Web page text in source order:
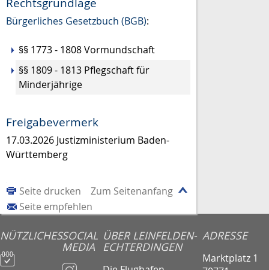
Bürgerliches Gesetzbuch (BGB):
§§ 1773 - 1808 Vormundschaft
§§ 1809 - 1813 Pflegschaft für
Minderjährige
Freigabevermerk
17.03.2026 Justizministerium Baden-
Württemberg
Zum Seitenanfang
Seite drucken
Seite empfehlen
NÜTZLICHESSOCIAL
MEDIA
ÜBER LEINFELDEN-
ECHTERDINGEN
ADRESSE
Marktplatz 1